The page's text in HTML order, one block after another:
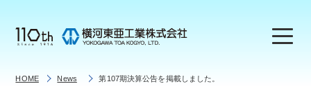
HOME News 第107期決算公告を掲載しました。